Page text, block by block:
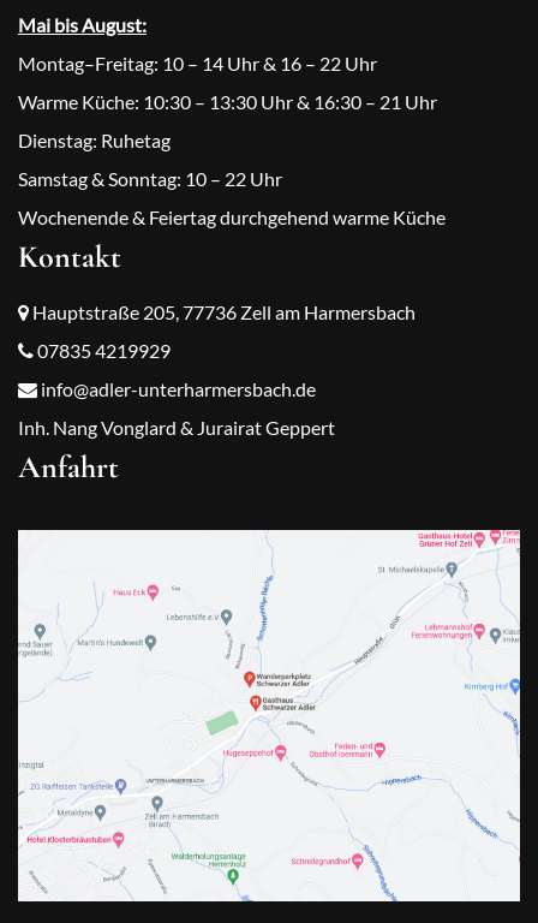
Mai bis August:
Montag–Freitag: 10 – 14 Uhr & 16 – 22 Uhr
Warme Küche: 10:30 – 13:30 Uhr & 16:30 – 21 Uhr
Dienstag: Ruhetag
Samstag & Sonntag: 10 – 22 Uhr
Wochenende & Feiertag durchgehend warme Küche
Kontakt
Hauptstraße 205, 77736 Zell am Harmersbach
07835 4219929
info@adler-unterharmersbach.de
Inh. Nang Vonglard & Jurairat Geppert
Anfahrt